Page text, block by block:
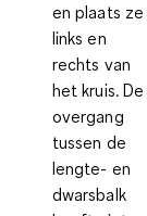
en plaats ze
links en
rechts van
het kruis. De
overgang
tussen de
lengte- en
dwarsbalk